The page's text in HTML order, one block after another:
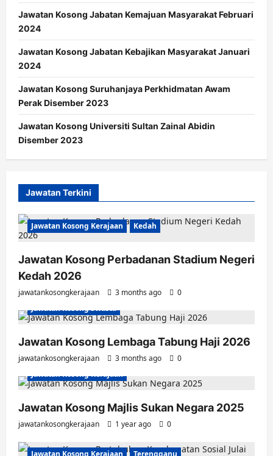
Jawatan Kosong Jabatan Kemajuan Masyarakat Februari
2024
Jawatan Kosong Jabatan Kebajikan Masyarakat Januari
2024
Jawatan Kosong Suruhanjaya Perkhidmatan Awam
Perak Disember 2023
Jawatan Kosong Universiti Sultan Zainal Abidin
Disember 2023
Jawatan Terkini
Jawatan Kosong Kerajaan Kedah
Jawatan Kosong Perbadanan Stadium Negeri
Kedah 2026
jawatankosongkerajaan 3 months ago
0
Jawatan Kosong Swasta
Jawatan Kosong Lembaga Tabung Haji 2026
jawatankosongkerajaan 3 months ago
0
Jawatan Kosong Kerajaan
Jawatan Kosong Majlis Sukan Negara 2025
jawatankosongkerajaan 1 year ago 0
Jawatan Kosong Kerajaan Terengganu